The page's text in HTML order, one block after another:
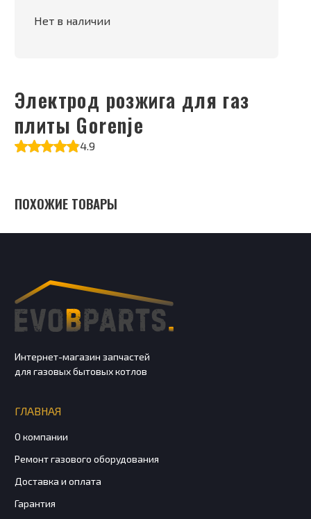
Электрод розжига для газ
плиты Gorenje
4.9
Нет в наличии
ПОХОЖИЕ ТОВАРЫ
Интернет-магазин запчастей
для газовых бытовых котлов
ГЛАВНАЯ
О компании
Ремонт газового оборудования
Доставка и оплата
Гарантия